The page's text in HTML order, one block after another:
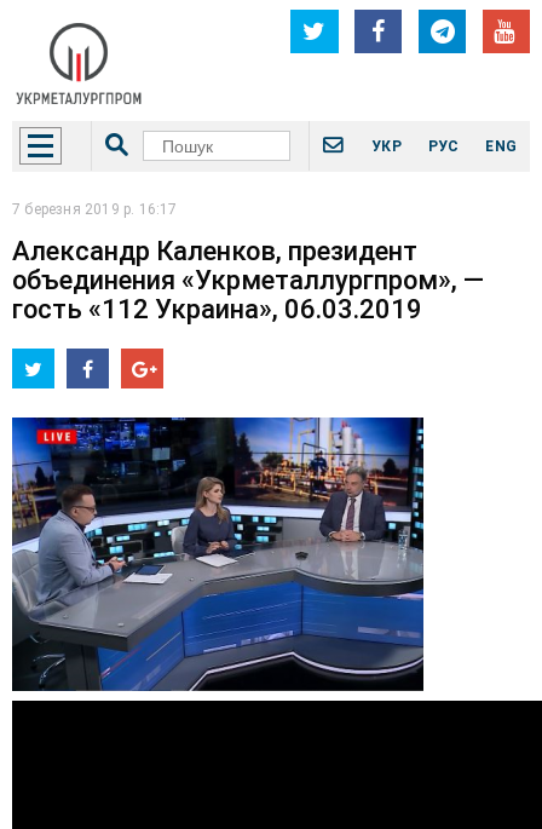
УКР РУС ENG
7 березня 2019 р. 16:17
Александр Каленков, президент
объединения «Укрметаллургпром», —
гость «112 Украина», 06.03.2019